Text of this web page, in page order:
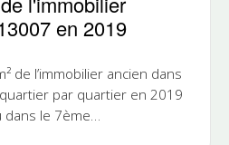
en 2019
de l’immobilier ancien dans
par quartier en 2019
dans le 7ème